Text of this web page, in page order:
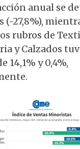
anual se
(-27,8%),
rubros de
y Calzados
14,1% y 0,4%,